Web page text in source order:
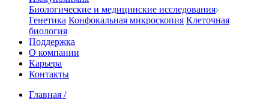
Биологические и медицинские исследования
Генетика Конфокальная микроскопия Клеточная
биология
Поддержка
О компании
Карьера
Контакты
Главная /